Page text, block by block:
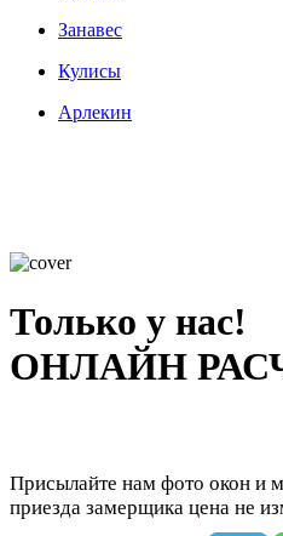
Занавес
Кулисы
Арлекин
Только у нас!
ОНЛАЙН
Присылайте нам фото окон и
приезда замерщика цена не